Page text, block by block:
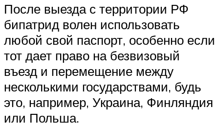
После выезда с территории РФ
бипатрид волен использовать
любой свой паспорт, особенно если
тот дает право на безвизовый
въезд и перемещение между
несколькими государствами, будь
это, например, Украина, Финляндия
или Польша.